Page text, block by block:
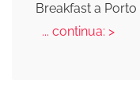
Breakfast a
... continua: >